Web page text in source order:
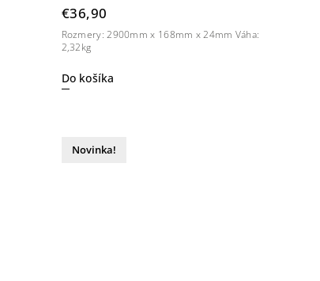
€36,90
Do košíka
Rozmery: 2900mm x 168mm x 24mm Váha:
2,32kg
Novinka!